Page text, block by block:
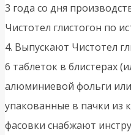
3 года со дня
Чистотел глистогон по
4. Выпускают Чистотел
6 таблеток в блистерах
алюминиевой фольги
упакованные в пачки из
фасовки снабжают